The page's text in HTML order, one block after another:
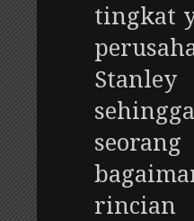
tingkat
rincian